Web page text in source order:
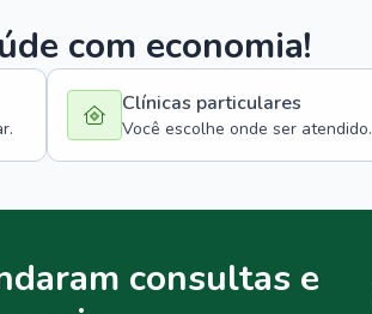
com economia!
Clínicas particulares
Você escolhe onde ser atendido.
consultas e